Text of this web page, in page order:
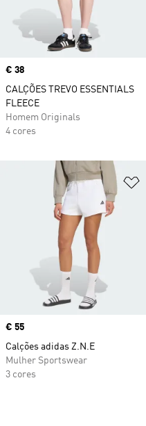
Price
€ 38
CALÇÕES TREVO ESSENTIALS
FLEECE
Homem Originals
4 cores
Price
€ 55
Calções adidas Z.N.E
Mulher Sportswear
3 cores